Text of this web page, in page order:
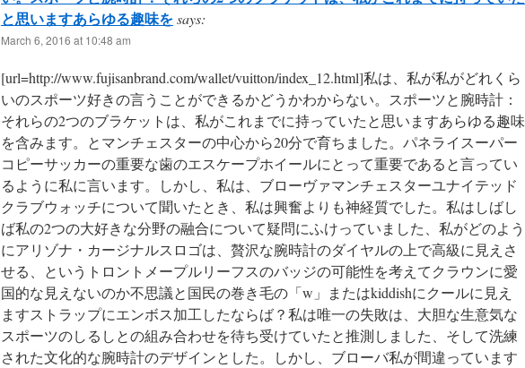
と思いますあらゆる趣味をsays:
March 6, 2016 at 10:48 am
[url=http://www.fujisanbrand.com/wallet/vuitton/index_12.html]私は、私が私がどれくら
いのスポーツ好きの言うことができるかどうかわからない。スポーツと腕時計：
それらの2つのブラケットは、私がこれまでに持っていたと思いますあらゆる趣味
を含みます。とマンチェスターの中心から20分で育ちました。パネライスーパー
コピーサッカーの重要な歯のエスケープホイールにとって重要であると言ってい
るように私に言います。しかし、私は、ブローヴァマンチェスターユナイテッド
クラブウォッチについて聞いたとき、私は興奮よりも神経質でした。私はしばし
ば私の2つの大好きな分野の融合について疑問にふけっていました、私がどのよう
にアリゾナ・カージナルスロゴは、贅沢な腕時計のダイヤルの上で高級に見えさ
せる、というトロントメープルリーフスのバッジの可能性を考えてクラウンに愛
国的な見えないのか不思議と国民の巻き毛の「w」またはkiddishにクールに見え
ますストラップにエンボス加工したならば？私は唯一の失敗は、大胆な生意気な
スポーツのしるしとの組み合わせを待ち受けていたと推測しました、そして洗練
された文化的な腕時計のデザインとした。しかし、ブローバ私が間違っています